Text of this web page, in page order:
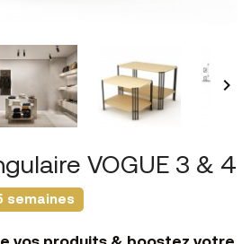

VOGUE 3 & 4
semaines